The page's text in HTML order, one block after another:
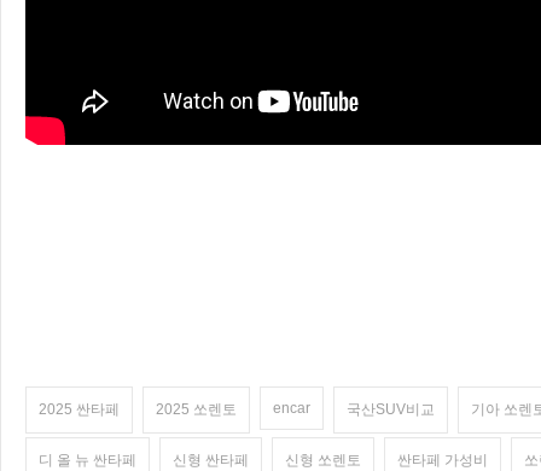
2025 싼타페 2025 쏘렌토 encar 국산SUV비교 기아 쏘렌
디 올 뉴 싼타페 신형 싼타페 신형 쏘렌토 싼타페 가성비